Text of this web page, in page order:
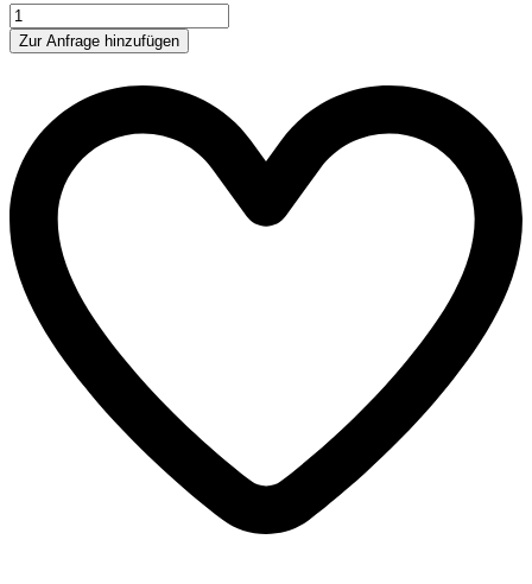
BLU008
Menge
Zur Anfrage hinzufügen